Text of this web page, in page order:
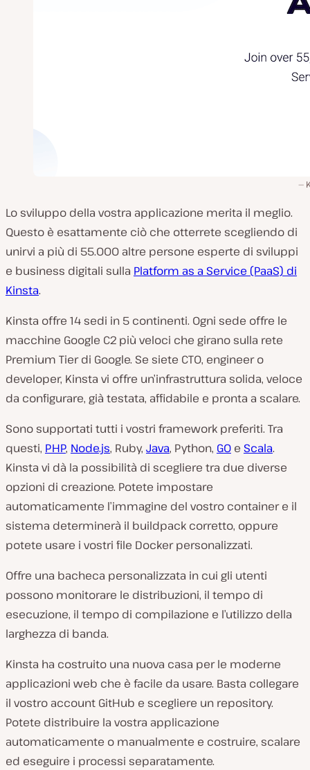
Lo sviluppo della vostra applicazione merita il meglio.
Questo è esattamente ciò che otterrete scegliendo di
unirvi a più di 55.000 altre persone esperte di sviluppi
e business digitali sulla Platform as a Service (PaaS) di
Kinsta.
Kinsta offre 14 sedi in 5 continenti. Ogni sede offre le
macchine Google C2 più veloci che girano sulla rete
Premium Tier di Google. Se siete CTO, engineer o
developer, Kinsta vi offre un’infrastruttura solida, veloce
da configurare, già testata, affidabile e pronta a scalare.
Sono supportati tutti i vostri framework preferiti. Tra
questi, PHP, Node.js, Ruby, Java, Python, GO e Scala.
Kinsta vi dà la possibilità di scegliere tra due diverse
opzioni di creazione. Potete impostare
automaticamente l’immagine del vostro container e il
sistema determinerà il buildpack corretto, oppure
potete usare i vostri file Docker personalizzati.
Offre una bacheca personalizzata in cui gli utenti
possono monitorare le distribuzioni, il tempo di
esecuzione, il tempo di compilazione e l’utilizzo della
larghezza di banda.
Kinsta ha costruito una nuova casa per le moderne
applicazioni web che è facile da usare. Basta collegare
il vostro account GitHub e scegliere un repository.
Potete distribuire la vostra applicazione
automaticamente o manualmente e costruire, scalare
ed eseguire i processi separatamente.